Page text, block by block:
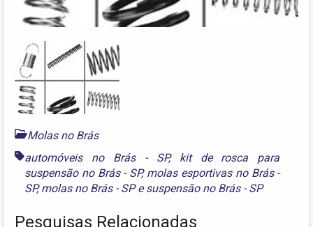
Molas no Brás
automóveis no Brás - SP, kit de rosca para
suspensão no Brás - SP, molas esportivas no Brás -
SP,molas no Brás - SPesuspensão no Brás - SP
Pesquisas Relacionadas